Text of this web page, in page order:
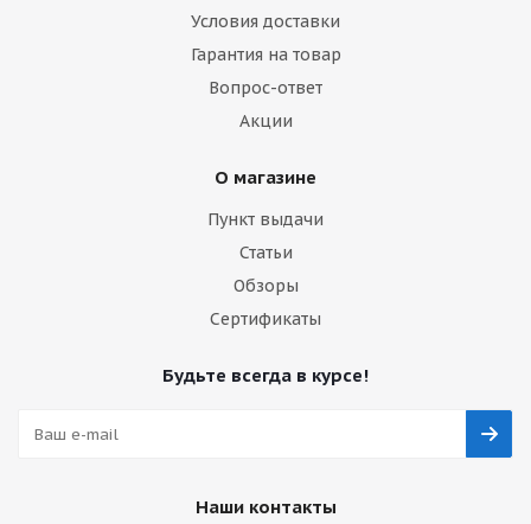
Условия доставки
Гарантия на товар
Вопрос-ответ
Акции
О магазине
Пункт выдачи
Статьи
Обзоры
Сертификаты
Будьте всегда в курсе!
Наши контакты